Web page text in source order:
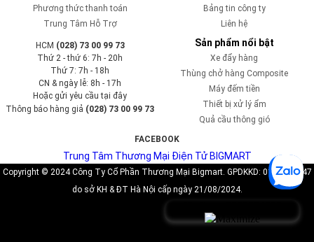
Phương thức thanh toán
Trung Tâm Hỗ Trợ
Bảng tin công ty
Liên hệ
HCM (028) 73 00 99 73
Thứ 2 - thứ 6: 7h - 20h
Thứ 7: 7h - 18h
CN & ngày lễ: 8h - 17h
Hoặc gửi yêu cầu tại đây
Thông báo hàng giả (028) 73 00 99 73
Sản phẩm nổi bật
Xe đẩy hàng
Thùng chở hàng Composite
Máy đếm tiền
Thiết bị xử lý ẩm
Quả cầu thông gió
FACEBOOK
Trung Tâm Thương Mại Điện Tử BIGMART
Copyright © 2024 Công Ty Cổ Phần Thương Mại Bigmart. GPDKKD: 0110819747
do sở KH & ĐT Hà Nội cấp ngày 21/08/2024.